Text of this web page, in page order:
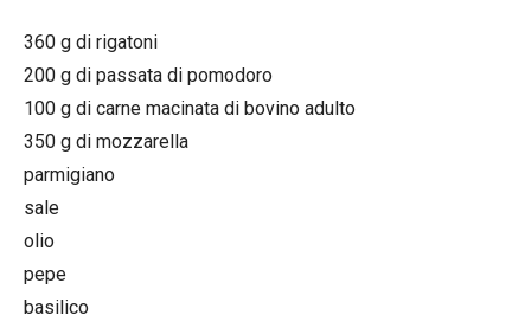
360 g di rigatoni
200 g di passata di pomodoro
100 g di carne macinata di bovino adulto
350 g di mozzarella
parmigiano
sale
olio
pepe
basilico